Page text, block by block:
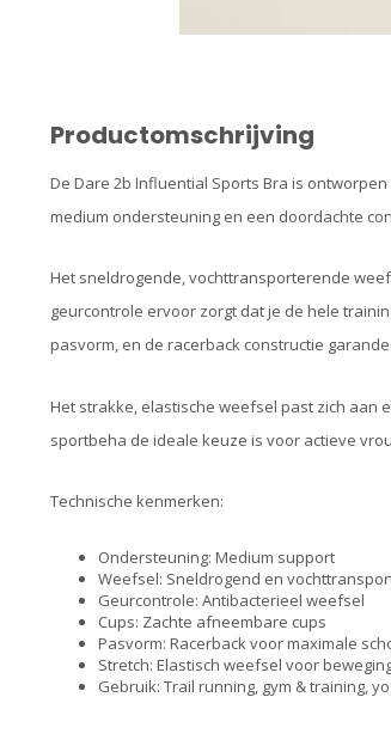
Productomschrijving
De Dare 2b Influential Sports Bra is
medium ondersteuning en een doordachte
Het sneldrogende, vochttransporterende
geurcontrole ervoor zorgt dat je de hele
pasvorm, en de racerback constructie
Het strakke, elastische weefsel past zich aan
sportbeha de ideale keuze is voor actieve
Technische kenmerken:
Ondersteuning: Medium support
Weefsel: Sneldrogend en
Geurcontrole: Antibacterieel weefsel
Cups: Zachte afneembare cups
Pasvorm: Racerback voor maximale
Stretch: Elastisch weefsel voor
Gebruik: Trail running, gym & training,